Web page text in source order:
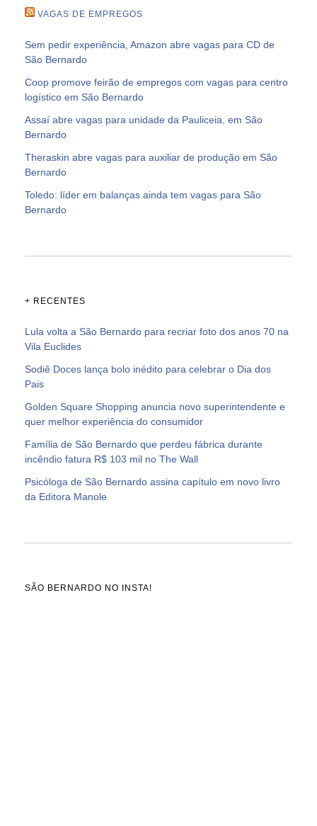
VAGAS DE EMPREGOS
Sem pedir experiência, Amazon abre vagas para CD de
São Bernardo
Coop promove feirão de empregos com vagas para centro
logístico em São Bernardo
Assaí abre vagas para unidade da Pauliceia, em São
Bernardo
Theraskin abre vagas para auxiliar de produção em São
Bernardo
Toledo: líder em balanças ainda tem vagas para São
Bernardo
+ RECENTES
Lula volta a São Bernardo para recriar foto dos anos 70 na
Vila Euclides
Sodiê Doces lança bolo inédito para celebrar o Dia dos
Pais
Golden Square Shopping anuncia novo superintendente e
quer melhor experiência do consumidor
Família de São Bernardo que perdeu fábrica durante
incêndio fatura R$ 103 mil no The Wall
Psicóloga de São Bernardo assina capítulo em novo livro
da Editora Manole
SÃO BERNARDO NO INSTA!